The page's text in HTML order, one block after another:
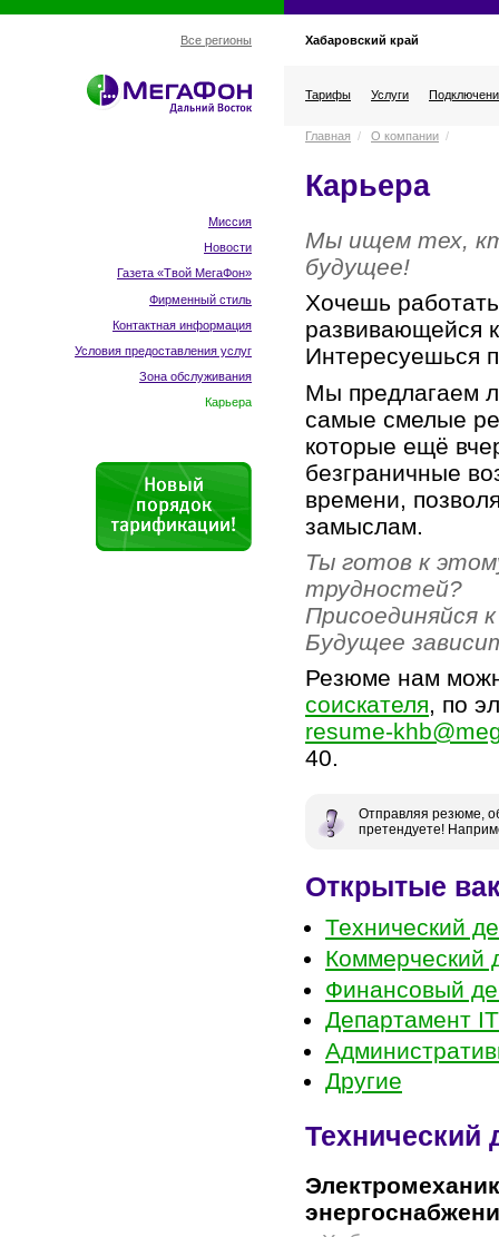
Все регионы Хабаровский край
Тарифы Услуги
Миссия
Новости
Газета «Твой МегаФон»
Фирменный стиль
Контактная информация
Условия предоставления услуг
Зона обслуживания
Карьера
Главная / О компании /
Карьера
Мы ищем тех,
будущее!
Хочешь
развивающейся
Интересуешься
Мы предлагаем
самые смелые
которые ещё
безграничные
времени,
замыслам.
Ты готов к
трудностей?
Присоединяйся
Будущее
Резюме нам
соискателя, по
resume-
40.
Отправляя резюме,
претендуете!
Открытые
Технический
Коммерческий
Финансовый
Департамент IT
Другие
Технический